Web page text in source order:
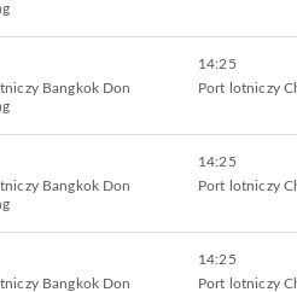
Bangkok Don
14:25
Port lotniczy
Bangkok Don
14:25
Port lotniczy
Bangkok Don
14:25
Port lotniczy